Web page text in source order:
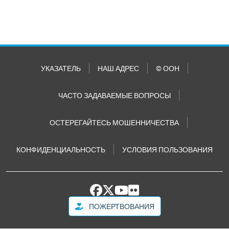
УКАЗАТЕЛЬ НАШ АДРЕС © ООН
ЧАСТО ЗАДАВАЕМЫЕ ВОПРОСЫ
ОСТЕРЕГАЙТЕСЬ МОШЕННИЧЕСТВА
КОНФИДЕНЦИАЛЬНОСТЬ УСЛОВИЯ ПОЛЬЗОВАНИЯ
ПОЖЕРТВОВАНИЯ